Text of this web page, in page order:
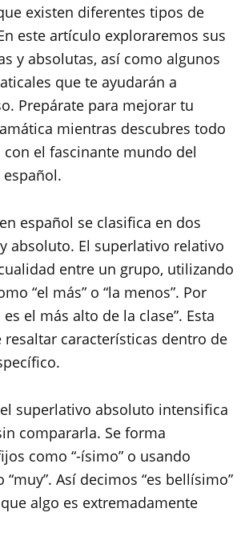
existen diferentes tipos de
este artículo exploraremos sus
y absolutas, así como algunos
que te ayudarán a
Prepárate para mejorar tu
mientras descubres todo
el fascinante mundo del
español se clasifica en dos
absoluto. El superlativo relativo
entre un grupo, utilizando
“el más” o “la menos”. Por
es el más alto de la clase”. Esta
características dentro de
superlativo absoluto intensifica
compararla. Se forma
como “-ísimo” o usando
Así decimos “es bellísimo”
algo es extremadamente